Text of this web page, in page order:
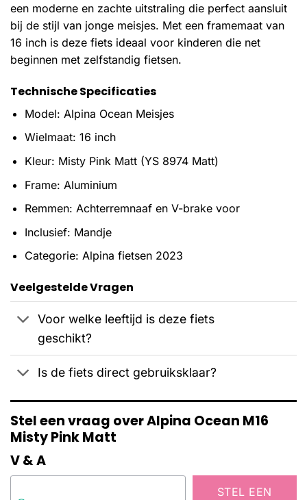
een moderne en zachte uitstraling die perfect aansluit
bij de stijl van jonge meisjes. Met een framemaat van
16 inch is deze fiets ideaal voor kinderen die net
beginnen met zelfstandig fietsen.
Technische Specificaties
Model: Alpina Ocean Meisjes
Wielmaat: 16 inch
Kleur: Misty Pink Matt (YS 8974 Matt)
Frame: Aluminium
Remmen: Achterremnaaf en V-brake voor
Inclusief: Mandje
Categorie: Alpina fietsen 2023
Veelgestelde Vragen
Voor welke leeftijd is deze fiets
geschikt?
Is de fiets direct gebruiksklaar?
Stel een vraag over Alpina Ocean M16
Misty Pink Matt
V & A
STEL EEN